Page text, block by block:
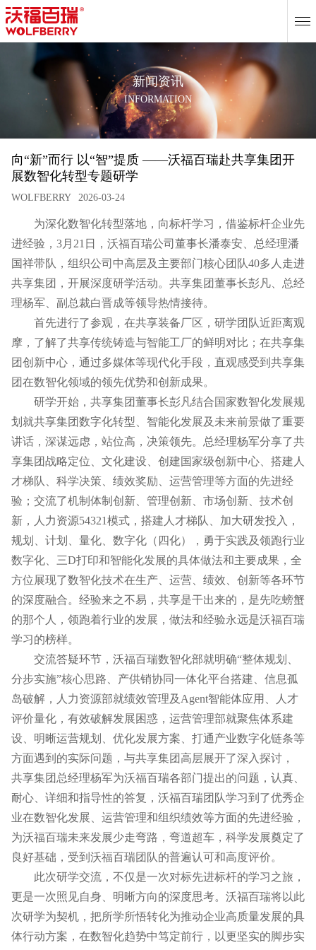
新闻资讯
INFORMATION
向“新”而行 以“智”提质 ——沃福百瑞赴共享集团开
展数智化转型专题研学
WOLFBERRY 2026-03-24
为深化数智化转型落地，向标杆学习，借鉴标杆企业先
进经验，3月21日，沃福百瑞公司董事长潘泰安、总经理潘
国祥带队，组织公司中高层及主要部门核心团队40多人走进
共享集团 ，开展深度研学活动。共享集团董事长彭凡、总经
理杨军、副总裁白晋成等领导热情接待。
首先进行了参观，在共享装备厂区，研学团队近距离观
摩，了解了共享传统铸造与智能工厂的鲜明对比；在共享集
团创新中心，通过多媒体等现代化手段，直观感受到共享集
团在数智化领域的领先优势和创新成果。
研学开始，共享集团董事长彭凡结合国家数智化发展规
划就共享集团数字化转型、智能化发展及未来前景做了重要
讲话，深谋远虑，站位高，决策领先。总经理杨军分享了共
享集团战略定位、文化建设、创建 国家级创新中心、搭建人
才梯队、科学决策、绩效奖励、运营管理等方面的先进经
验；交流了机制体制创新、管理创新、市场创新、技术创
新，人力资源54321模式，搭建人才梯队、加大研发投入，
规划、计划、量化、数字化（四化），勇于实践及领跑行业
数字化、 三D打印和智能化发展的具体做法和主要成果，全
方位展现了数智化技术在生产、运营、绩效、创新等各环节
的深度融合。经验来之不易，共享是干出来的，是先吃螃蟹
的那个人，领跑着行业的发展，做法和经验永远是沃福百瑞
学习的榜样。
交流答疑环节，沃福百瑞数智化部就明确“整体规划、
分步实施”核心思路、产供销协同一体化平台搭建、信息孤
岛破解，人力资源部就绩效管理及Agent智能体应用、人才
评价量化，有效破解发展困惑，运营管理部就聚焦体系建
设、明晰运营规划、优化发展方案、打通产业数字化链条等
方面遇到的实际问题，与共享集团高层展开了深入探讨，
共享集团总经理杨军为沃福百瑞各部门提出的问题，认真、
耐心、详细和指导性的答复，沃福百瑞团队学习到了优秀企
业在数智化发展、运营管理和组织绩效等方面的先进经验，
为沃福百瑞未来发展少走弯路，弯道超车，科学发展奠定了
良好基础，受到沃福百瑞团队的普遍认可和高度评价。
此次研学交流，不仅是一次对标先进标杆的学习之旅，
更是一次照见自身、明晰方向的深度思考。沃福百瑞将以此
次研学为契机，把所学所悟转化为推动企业高质量发展的具
体行动方案，在数智化趋势中笃定前行，以更坚实的脚步实